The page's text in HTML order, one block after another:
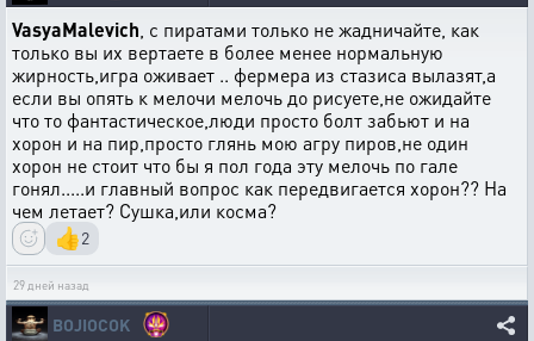
VasyaMalevich , с пиратами только не жадничайте, как
только вы их вертаете в более менее нормальную
жирность,игра оживает .. фермера из стазиса вылазят,а
если вы опять к мелочи мелочь до рисуете,не ожидайте
что то фантастическое,люди просто болт забьют и на
хорон и на пир,просто глянь мою агру пиров,не один
хорон не стоит что бы я пол года эту мелочь по гале
гонял.....и главный вопрос как передвигается хорон?? На
чем летает? Сушка,или косма?
👍2
29 дней назад
BOJIOCOK